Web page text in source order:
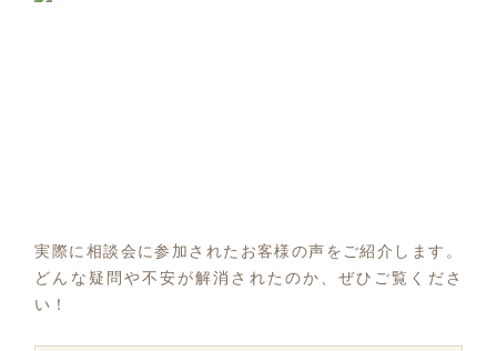
実際に相談会に参加されたお客様の声をご紹介します。
どんな疑問や不安が解消されたのか、ぜひご覧くださ
い！